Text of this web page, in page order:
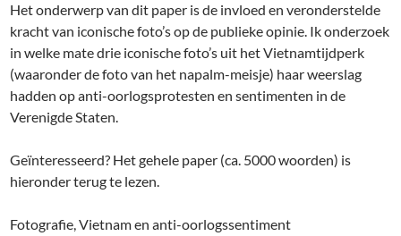
Het onderwerp van dit paper is de invloed en veronderstelde
kracht van iconische foto’s op de publieke opinie. Ik onderzoek
in welke mate drie iconische foto’s uit het Vietnamtijdperk
(waaronder de foto van het napalm-meisje) haar weerslag
hadden op anti-oorlogsprotesten en sentimenten in de
Verenigde Staten.
Geïnteresseerd? Het gehele paper (ca. 5000 woorden) is
hieronder terug te lezen.
Fotografie, Vietnam en anti-oorlogssentiment